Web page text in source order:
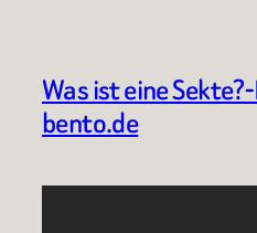
Was ist eine
bento.de